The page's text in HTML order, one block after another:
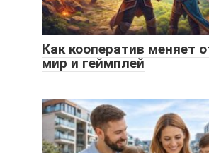
Как кооператив меняет
мир и геймплей